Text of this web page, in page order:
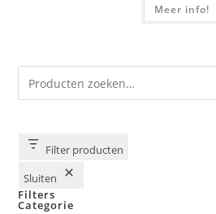
Meer info!
Zoeken
Filter producten
Sluiten
Filters
Categorie